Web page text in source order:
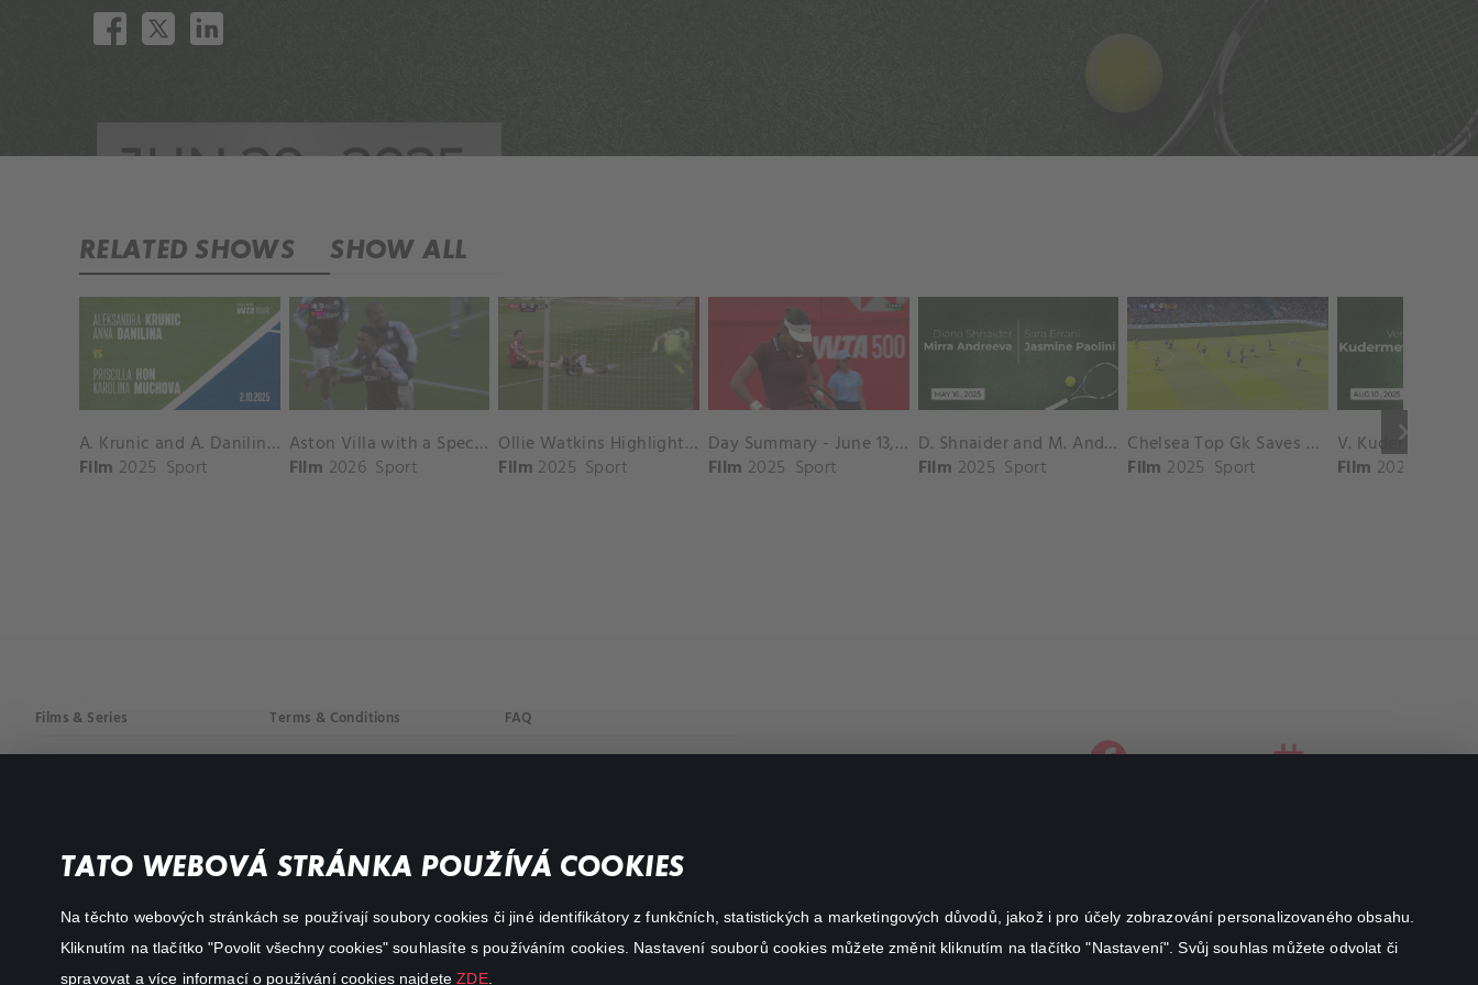
TATO WEBOVÁ STRÁNKA POUŽÍVÁ COOKIES
Na těchto webových stránkách se používají soubory cookies či jiné identifikátory z funkčních, statistických a marketingových důvodů, jakož i pro účely zobrazování personalizovaného obsahu.
Kliknutím na tlačítko "Povolit všechny cookies" souhlasíte s používáním cookies. Nastavení souborů cookies můžete změnit kliknutím na tlačítko "Nastavení". Svůj souhlas můžete odvolat či
spravovat a více informací o používání cookies najdeteZDE.
RELATED SHOWS SHOW ALL
keyboard_arrow_right
A. Krunic and A. Danilina vs. P. Hon and K. Muchova Match Highlights - BEIJING_Capital Group Diamond ( October 02, 2025)
Film 2025 Sport
Aston Villa with a Spectacular Goal vs. Nottingham Forest
Film 2026 Sport
Ollie Watkins Highlights vs. Southampton
Film 2025 Sport
Day Summary - June 13, 2025
Film 2025 Sport
D. Shnaider and M. Andreeva vs. S. Errani and J. Paolini Match Highlights - ROME_Campo Centrale ( May 16, 2025)
Film 2025 Sport
Chelsea Top Gk Saves vs. Crystal Palace
Film 2025 Sport Film 2025
Films & Series
Action
Terms & Conditions FAQ
facebookinstagram
Canal+ Luxembourg S. à r.l. se sídlem Rue Albert Borschette 4,